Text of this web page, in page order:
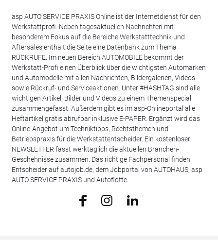
asp AUTO SERVICE PRAXIS Online ist der Internetdienst für den
Werkstattprofi. Neben tagesaktuellen Nachrichten mit
besonderem Fokus auf die Bereiche Werkstatttechnik und
Aftersales enthält die Seite eine Datenbank zum Thema
RÜCKRUFE. Im neuen Bereich AUTOMOBILE bekommt der
Werkstatt-Profi einen Überblick über die wichtigsten Automarken
und Automodelle mit allen Nachrichten, Bildergalerien, Videos
sowie Rückruf- und Serviceaktionen. Unter #HASHTAG sind alle
wichtigen Artikel, Bilder und Videos zu einem Themenspecial
zusammengefasst. Außerdem gibt es im asp-Onlineportal alle
Heftartikel gratis abrufbar inklusive E-PAPER. Ergänzt wird das
Online-Angebot um Techniktipps, Rechtsthemen und
Betriebspraxis für die Werkstattentscheider. Ein kostenloser
NEWSLETTER fasst werktäglich die aktuellen Branchen-
Geschehnisse zusammen. Das richtige Fachpersonal finden
Entscheider auf autojob.de, dem Jobportal von AUTOHAUS, asp
AUTO SERVICE PRAXIS und Autoflotte.